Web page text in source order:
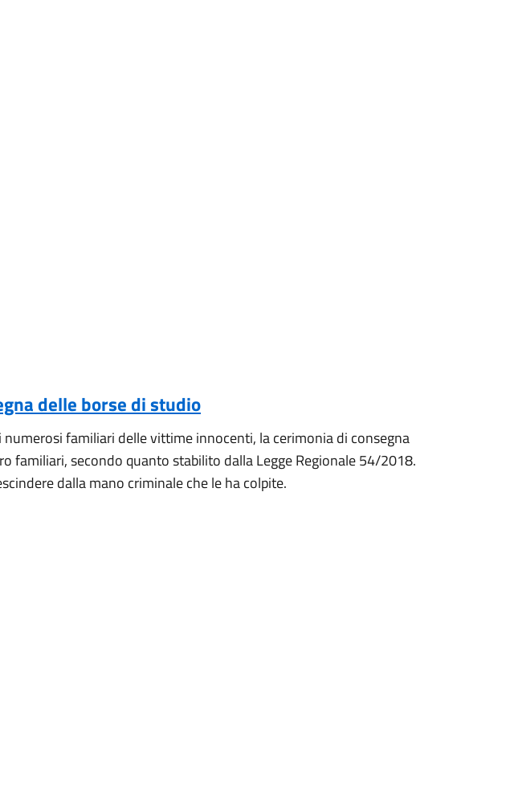
delle borse di studio
familiari delle vittime innocenti, la cerimonia di consegna
familiari, secondo quanto stabilito dalla Legge Regionale 54/2018.
dalla mano criminale che le ha colpite.